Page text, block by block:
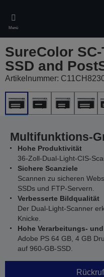
main
content
Menü
SureColor
SSD and
Artikelnummer:
Multifunktions-
Hohe Produktivität
36-Zoll-Dual-Light-CIS-
Sichere Scanziele
Scannen zu sicheren
SSDs und FTP-Servern.
Verbesserte Bildqualität
Der Dual-Light-Scanner
Knicke.
Hohe Verarbeitungs-
Adobe PS 64 GB, 4 GB
auf 960-GB-SSD.